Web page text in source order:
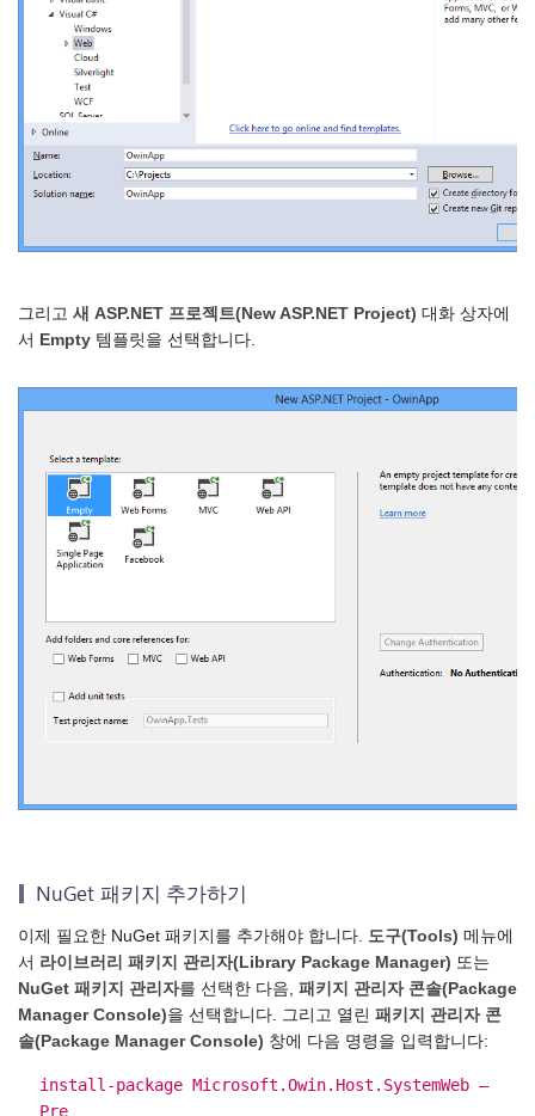
그리고 새 ASP.NET 프로젝트(New ASP.NET Project) 대화 상자에
서 Empty 템플릿을 선택합니다.
NuGet 패키지 추가하기
이제 필요한 NuGet 패키지를 추가해야 합니다. 도구(Tools) 메뉴에
서 라이브러리 패키지 관리자(Library Package Manager) 또는
NuGet 패키지 관리자를 선택한 다음, 패키지 관리자 콘솔(Package
Manager Console)을 선택합니다. 그리고 열린 패키지 관리자 콘
솔(Package Manager Console) 창에 다음 명령을 입력합니다:
install-package Microsoft.Owin.Host.SystemWeb –
Pre